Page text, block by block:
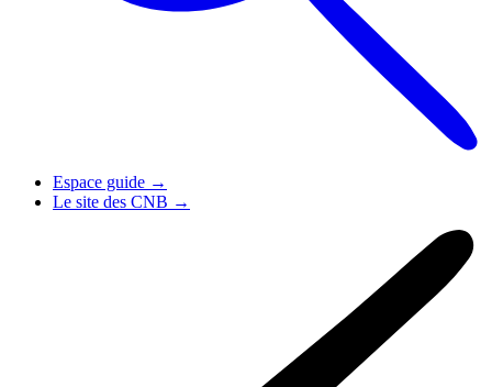
Espace guide →
Le site des CNB →